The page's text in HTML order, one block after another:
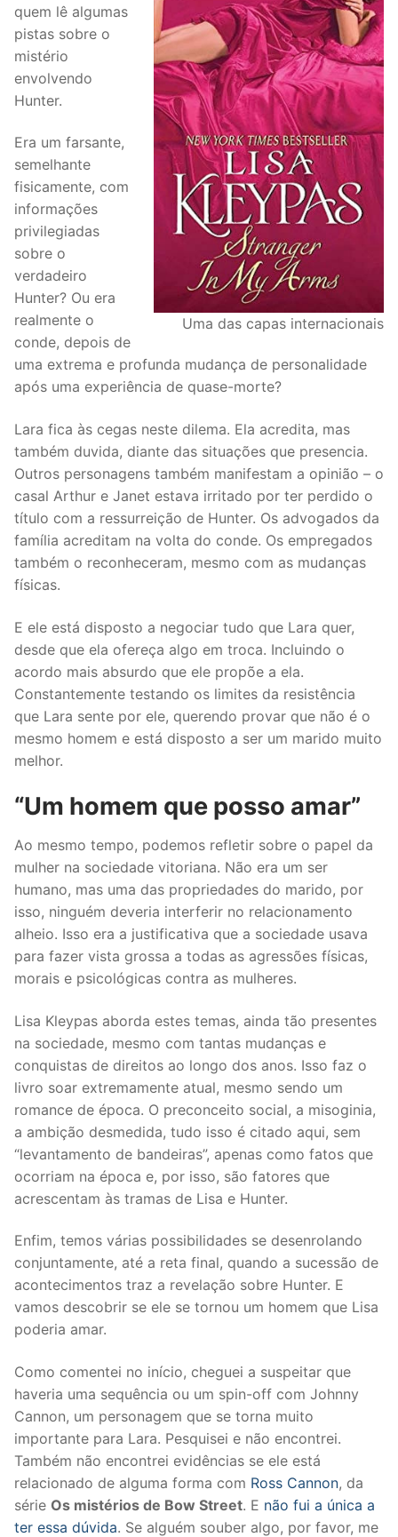
Uma das capas internacionais
quem lê algumas
pistas sobre o
mistério
envolvendo
Hunter.
Era um farsante,
semelhante
fisicamente, com
informações
privilegiadas
sobre o
verdadeiro
Hunter? Ou era
realmente o
conde, depois de
uma extrema e profunda mudança de personalidade
após uma experiência de quase-morte?
Lara fica às cegas neste dilema. Ela acredita, mas
também duvida, diante das situações que presencia.
Outros personagens também manifestam a opinião – o
casal Arthur e Janet estava irritado por ter perdido o
título com a ressurreição de Hunter. Os advogados da
família acreditam na volta do conde. Os empregados
também o reconheceram, mesmo com as mudanças
físicas.
E ele está disposto a negociar tudo que Lara quer,
desde que ela ofereça algo em troca. Incluindo o
acordo mais absurdo que ele propõe a ela.
Constantemente testando os limites da resistência
que Lara sente por ele, querendo provar que não é o
mesmo homem e está disposto a ser um marido muito
melhor.
“Um homem que posso amar”
Ao mesmo tempo, podemos refletir sobre o papel da
mulher na sociedade vitoriana. Não era um ser
humano, mas uma das propriedades do marido, por
isso, ninguém deveria interferir no relacionamento
alheio. Isso era a justificativa que a sociedade usava
para fazer vista grossa a todas as agressões físicas,
morais e psicológicas contra as mulheres.
Lisa Kleypas aborda estes temas, ainda tão presentes
na sociedade, mesmo com tantas mudanças e
conquistas de direitos ao longo dos anos. Isso faz o
livro soar extremamente atual, mesmo sendo um
romance de época. O preconceito social, a misoginia,
a ambição desmedida, tudo isso é citado aqui, sem
“levantamento de bandeiras”, apenas como fatos que
ocorriam na época e, por isso, são fatores que
acrescentam às tramas de Lisa e Hunter.
Enfim, temos várias possibilidades se desenrolando
conjuntamente, até a reta final, quando a sucessão de
acontecimentos traz a revelação sobre Hunter. E
vamos descobrir se ele se tornou um homem que Lisa
poderia amar.
Como comentei no início, cheguei a suspeitar que
haveria uma sequência ou um spin-off com Johnny
Cannon, um personagem que se torna muito
importante para Lara. Pesquisei e não encontrei.
Também não encontrei evidências se ele está
relacionado de alguma forma com Ross Cannon, da
série Os mistérios de Bow Street. E não fui a única a
ter essa dúvida. Se alguém souber algo, por favor, me